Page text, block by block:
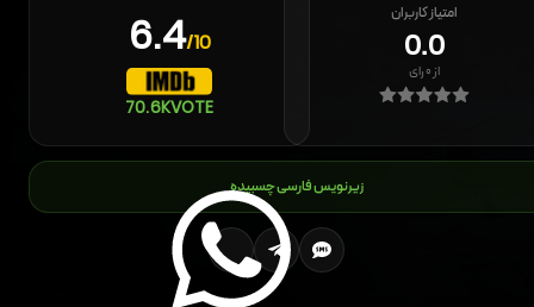
6.4/10
70.6KVOTE
امتیاز کاربران
0.0
از۰رای
زیرنویس فارسی چسبیده